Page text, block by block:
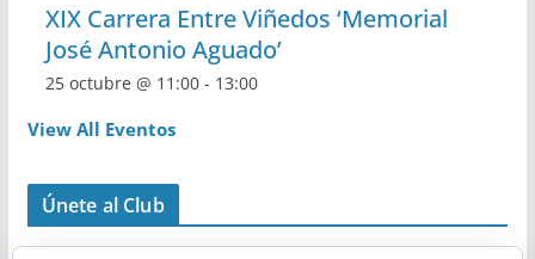
XIX Carrera Entre Viñedos ‘Memorial
José Antonio Aguado’
25 octubre @ 11:00- 13:00
View All Eventos
Únete al Club